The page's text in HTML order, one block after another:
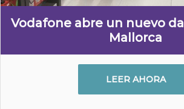
Vodafone abre un nuevo
Mallorca
LEER AHORA